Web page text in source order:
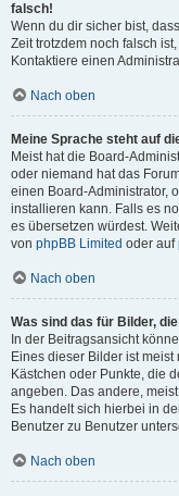
falsch!
Wenn du dir sicher bist,
Zeit trotzdem noch falsch
Kontaktiere einen
Nach oben
Meine Sprache steht auf
Meist hat die Board-
oder niemand hat das
einen Board-Administrator,
installieren kann. Falls es
es übersetzen würdest.
von phpBB Limited oder auf
Nach oben
Was sind das für Bilder,
In der Beitragsansicht
Eines dieser Bilder ist
Kästchen oder Punkte, die
angeben. Das andere,
Es handelt sich hierbei in
Benutzer zu Benutzer
Nach oben